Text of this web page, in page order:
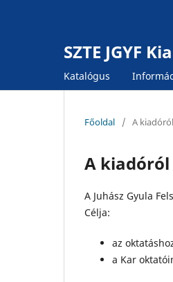
SZTE JGYF
Katalógus
Főoldal / A kiadóról
A kiadóról
A Juhász Gyula
Célja:
az
a Kar